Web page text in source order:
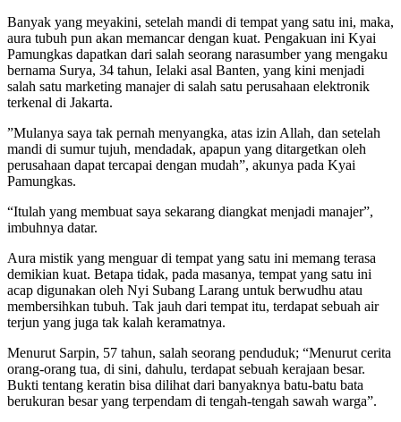
Banyak yang meyakini, setelah mandi di tempat yang satu ini, maka,
aura tubuh pun akan memancar dengan kuat. Pengakuan ini Kyai
Pamungkas dapatkan dari salah seorang narasumber yang mengaku
bernama Surya, 34 tahun, Ielaki asal Banten, yang kini menjadi
salah satu marketing manajer di salah satu perusahaan elektronik
terkenal di Jakarta.
”Mulanya saya tak pernah menyangka, atas izin Allah, dan setelah
mandi di sumur tujuh, mendadak, apapun yang ditargetkan oleh
perusahaan dapat tercapai dengan mudah”, akunya pada Kyai
Pamungkas.
“Itulah yang membuat saya sekarang diangkat menjadi manajer”,
imbuhnya datar.
Aura mistik yang menguar di tempat yang satu ini memang terasa
demikian kuat. Betapa tidak, pada masanya, tempat yang satu ini
acap digunakan oleh Nyi Subang Larang untuk berwudhu atau
membersihkan tubuh. Tak jauh dari tempat itu, terdapat sebuah air
terjun yang juga tak kalah keramatnya.
Menurut Sarpin, 57 tahun, salah seorang penduduk; “Menurut cerita
orang-orang tua, di sini, dahulu, terdapat sebuah kerajaan besar.
Bukti tentang keratin bisa dilihat dari banyaknya batu-batu bata
berukuran besar yang terpendam di tengah-tengah sawah warga”.